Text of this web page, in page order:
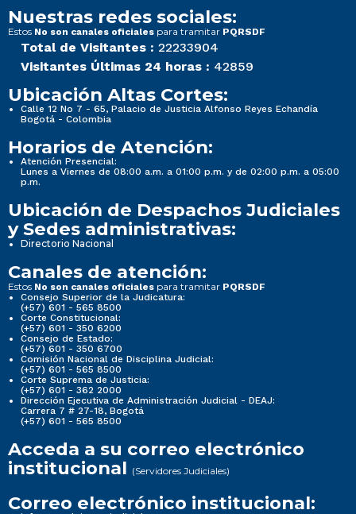
Nuestras redes sociales:
Estos No son canales oficiales para tramitar PQRSDF
Total de Visitantes : 22233904
Visitantes Últimas 24 horas : 42859
Ubicación Altas Cortes:
Calle 12 No 7 - 65, Palacio de Justicia Alfonso Reyes Echandía
Bogotá - Colombia
Horarios de Atención:
Atención Presencial:
Lunes a Viernes de 08:00 a.m. a 01:00 p.m. y de 02:00 p.m. a 05:00
p.m.
Ubicación de Despachos Judiciales
y Sedes administrativas:
Directorio Nacional
Canales de atención:
Estos No son canales oficiales para tramitar PQRSDF
Consejo Superior de la Judicatura:
(+57) 601 - 565 8500
Corte Constitucional:
(+57) 601 - 350 6200
Consejo de Estado:
(+57) 601 - 350 6700
Comisión Nacional de Disciplina Judicial:
(+57) 601 - 565 8500
Corte Suprema de Justicia:
(+57) 601 - 362 2000
Dirección Ejecutiva de Administración Judicial - DEAJ:
Carrera 7 # 27-18, Bogotá
(+57) 601 - 565 8500
Acceda a su correo electrónico
institucional (Servidores Judiciales)
Correo electrónico institucional: